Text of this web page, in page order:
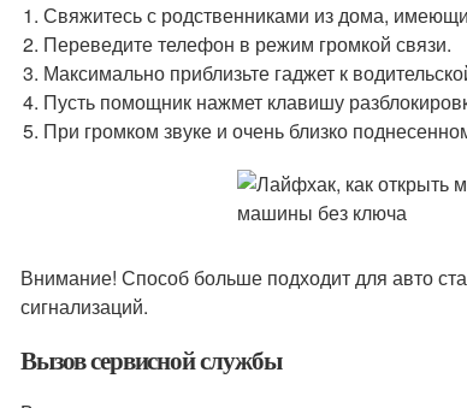
Свяжитесь с родственниками из дома,
Переведите телефон в режим громкой связи.
Максимально приблизьте гаджет к
Пусть помощник нажмет клавишу
При громком звуке и очень близко
Внимание! Способ больше подходит для авто
сигнализаций.
Вызов сервисной службы